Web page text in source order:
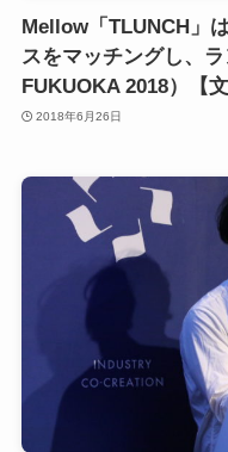
Mellow「TLUNCH」
スをマッチングし、
FUKUOKA 2018）【
2018年6月26日